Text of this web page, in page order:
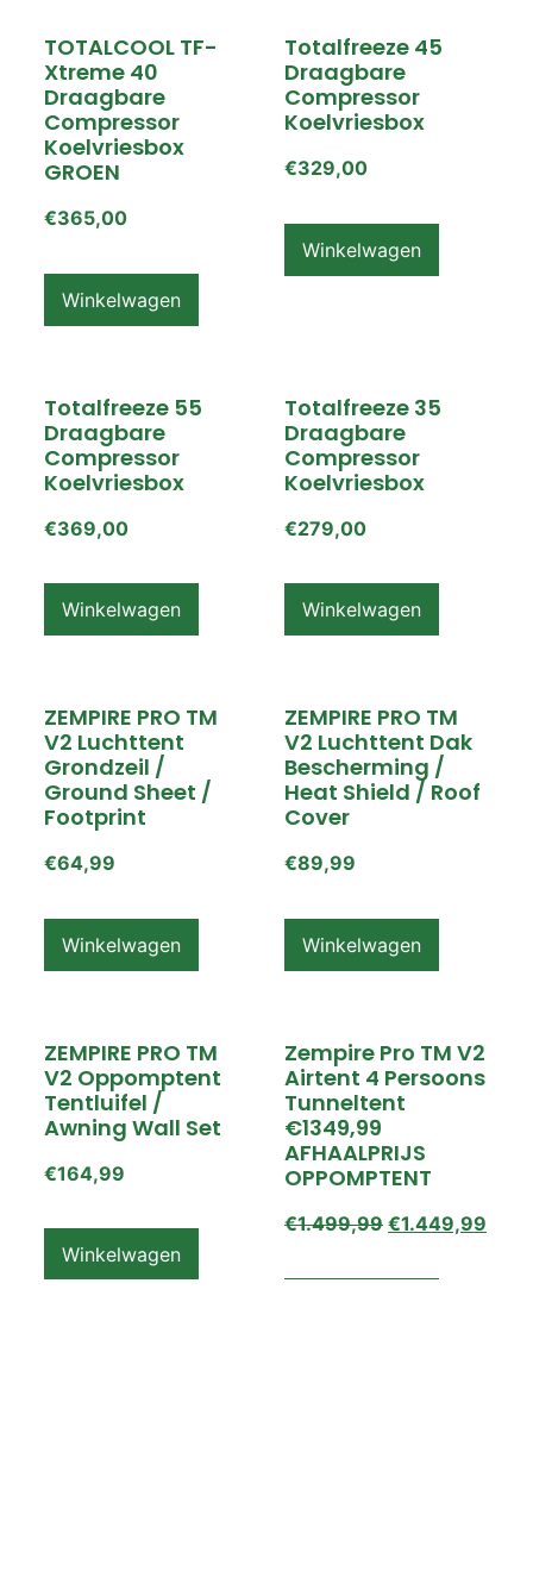
TOTALCOOL TF-
Xtreme 40
Draagbare
Compressor
Koelvriesbox
GROEN
€365,00
Winkelwagen
Totalfreeze 45
Draagbare
Compressor
Koelvriesbox
€329,00
Winkelwagen
Totalfreeze 55
Draagbare
Compressor
Koelvriesbox
€369,00
Winkelwagen
Totalfreeze 35
Draagbare
Compressor
Koelvriesbox
€279,00
Winkelwagen
ZEMPIRE PRO TM
V2 Luchttent
Grondzeil /
Ground Sheet /
Footprint
€64,99
Winkelwagen
ZEMPIRE PRO TM
V2 Luchttent Dak
Bescherming /
Heat Shield / Roof
Cover
€89,99
Winkelwagen
ZEMPIRE PRO TM
V2 Oppomptent
Tentluifel /
Awning Wall Set
€164,99
Winkelwagen
Zempire Pro TM V2
Airtent 4 Persoons
Tunneltent
€1349,99
AFHAALPRIJS
OPPOMPTENT
€1.499,99 €1.449,99